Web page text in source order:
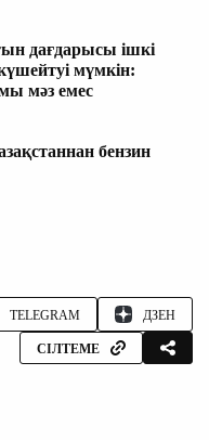
дағдарысы ішкі
мүмкін:
мәз емес
бензин
TELEGRAM ДЗЕН
СІЛТЕМЕ